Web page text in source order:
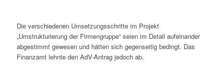
Die verschiedenen Umsetzungsschritte im Projekt
„Umstrukturierung der Firmengruppe“ seien im Detail aufeinander
abgestimmt gewesen und hätten sich gegenseitig bedingt. Das
Finanzamt lehnte den AdV-Antrag jedoch ab.